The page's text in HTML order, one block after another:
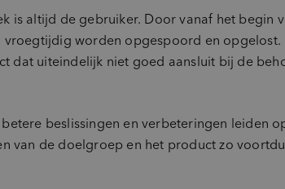
is altijd de gebruiker. Door vanaf het begin
worden opgespoord en
dat uiteindelijk niet goed aansluit bij de
beslissingen en verbeteringen leiden
van de doelgroep en het product zo